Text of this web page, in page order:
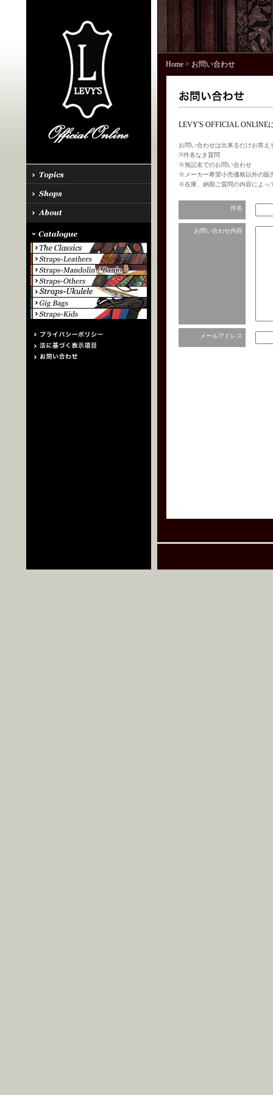
Home> お問い合わせ
LEVY'S OFFICIAL ONLINE
お問い合わせは出来るだけお答
※件名なき質問
※無記名でのお問い合わせ
※メーカー希望小売価格以外の販
※在庫、納期ご質問の内容によっ
件名
お問い合わせ内容
メールアドレス